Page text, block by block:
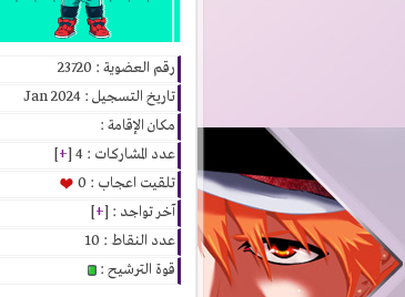
رقم العضوية : 23720
تاريخ التسجيل : Jan 2024
مكان الإقامة :
عدد المشاركات : 4 [
+
]
تلقيت اعجاب : 0
آخر تواجد : [+
]
عدد النقاط : 10
قوة الترشيح :